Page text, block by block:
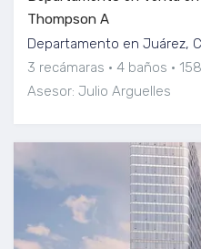
Thompson A
Departamento en Juárez,
3 recámaras
4 baños
Asesor: Julio Arguelles